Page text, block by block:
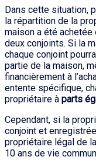
Dans cette situation,
la répartition de la
maison a été
deux conjoints. Si la
chaque conjoint
partie de la maison,
financièrement à
entente spécifique,
propriétaire à parts
Cependant, si la
conjoint et
propriétaire légal de
10 ans de vie